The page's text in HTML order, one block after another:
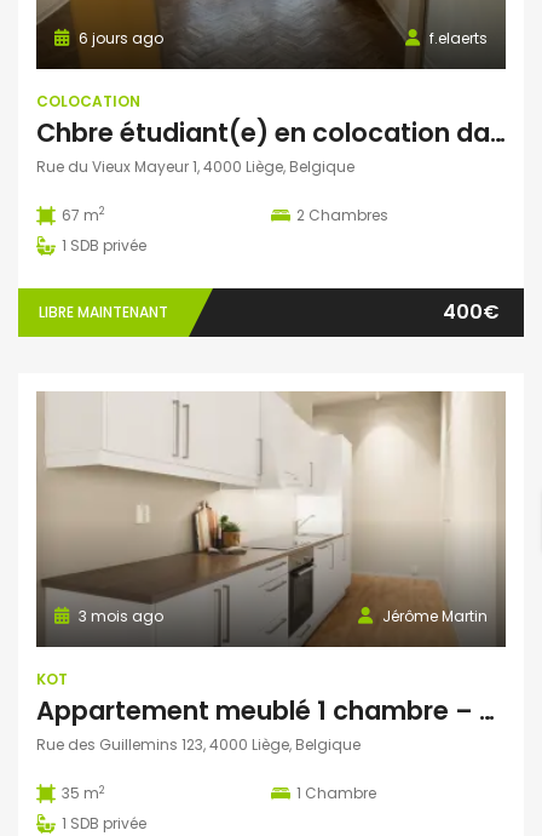
f.elaerts
6 jours ago
COLOCATION
Chbre étudiant(e) en colocation dans appartement 2 chbre avec balcon – en face de HELMo Guillemins
Rue du Vieux Mayeur 1, 4000 Liège, Belgique
67 m2 2 Chambres
1 SDB privée
LIBRE MAINTENANT 400€
Jérôme Martin
3 mois ago
KOT
Appartement meublé 1 chambre – Guillemins – proche gare
Rue des Guillemins 123, 4000 Liège, Belgique
35 m2 1 Chambre
1 SDB privée